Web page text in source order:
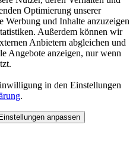
Optimierung unserer
Werbung und Inhalte anzuzeigen
Außerdem können wir
Anbietern abgleichen und
Angebote anzeigen, nur wenn
in den Einstellungen
.
Einstellungen anpassen